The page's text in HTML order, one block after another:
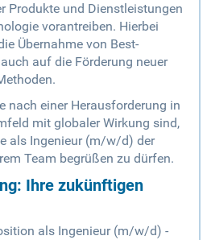
Produkte und Dienstleistungen
vorantreiben. Hierbei
Übernahme von Best-
auf die Förderung neuer
nach einer Herausforderung in
mit globaler Wirkung sind,
als Ingenieur (m/w/d) der
Team begrüßen zu dürfen.
Ihre zukünftigen
als Ingenieur (m/w/d) -